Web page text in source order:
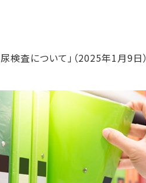
について」（2025年1月9日）